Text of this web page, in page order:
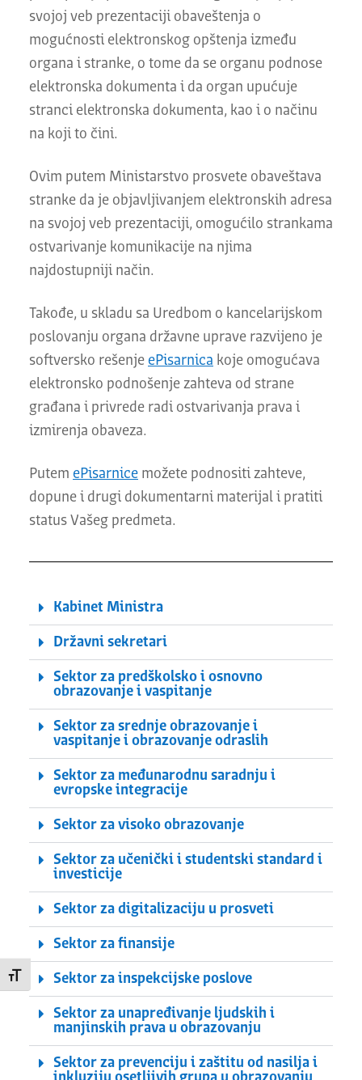
Promeni veličinu slova
svojoj veb prezentaciji obaveštenja o
mogućnosti elektronskog opštenja između
organa i stranke, o tome da se organu podnose
elektronska dokumenta i da organ upućuje
stranci elektronska dokumenta, kao i o načinu
na koji to čini.
Ovim putem Ministarstvo prosvete obaveštava
stranke da je objavljivanjem elektronskih adresa
na svojoj veb prezentaciji, omogućilo strankama
ostvarivanje komunikacije na njima
najdostupniji način.
Takođe, u skladu sa Uredbom o kancelarijskom
poslovanju organa državne uprave razvijeno je
softversko rešenje ePisarnica koje omogućava
elektronsko podnošenje zahteva od strane
građana i privrede radi ostvarivanja prava i
izmirenja obaveza.
Putem ePisarnice možete podnositi zahteve,
dopune i drugi dokumentarni materijal i pratiti
status Vašeg predmeta.
Kabinet Ministra
Državni sekretari
Sektor za predškolsko i osnovno
obrazovanje i vaspitanje
Sektor za srednje obrazovanje i
vaspitanje i obrazovanje odraslih
Sektor za međunarodnu saradnju i
evropske integracije
Sektor za visoko obrazovanje
Sektor za učenički i studentski standard i
investicije
Sektor za digitalizaciju u prosveti
Sektor za finansije
Sektor za inspekcijske poslove
Sektor za unapređivanje ljudskih i
manjinskih prava u obrazovanju
Sektor za prevenciju i zaštitu od nasilja i